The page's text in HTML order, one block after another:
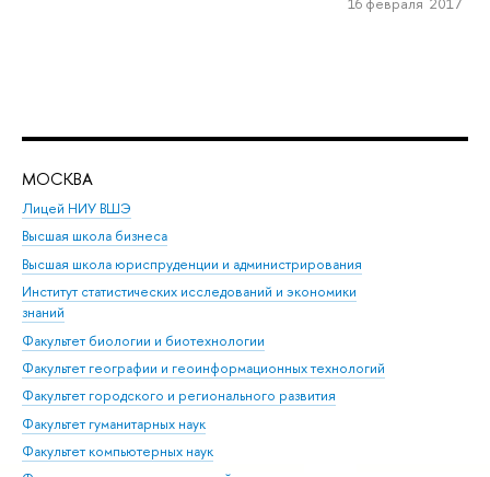
МОСКВА
Лицей НИУ ВШЭ
Высшая школа бизнеса
Высшая школа юриспруденции и администрирования
Институт статистических исследований и экономики
знаний
Факультет биологии и биотехнологии
Факультет географии и геоинформационных технологий
Факультет городского и регионального развития
Факультет гуманитарных наук
Факультет компьютерных наук